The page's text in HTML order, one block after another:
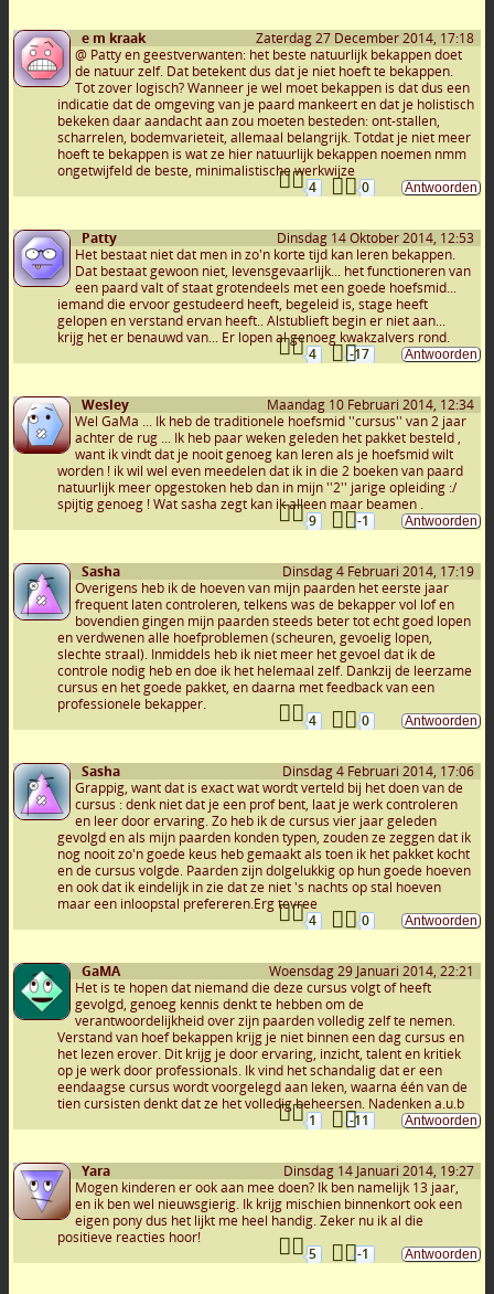
e m kraak
Zaterdag 27 December 2014, 17:18
@ Patty en geestverwanten: het beste natuurlijk bekappen doet
de natuur zelf. Dat betekent dus dat je niet hoeft te bekappen.
Tot zover logisch? Wanneer je wel moet bekappen is dat dus een
indicatie dat de omgeving van je paard mankeert en dat je holistisch
bekeken daar aandacht aan zou moeten besteden: ont-stallen,
scharrelen, bodemvarieteit, allemaal belangrijk. Totdat je niet meer
hoeft te bekappen is wat ze hier natuurlijk bekappen noemen nmm
ongetwijfeld de beste, minimalistische werkwijze
4
0
Patty
Dinsdag 14 Oktober 2014, 12:53
Het bestaat niet dat men in zo'n korte tijd kan leren bekappen.
Dat bestaat gewoon niet, levensgevaarlijk... het functioneren van
een paard valt of staat grotendeels met een goede hoefsmid...
iemand die ervoor gestudeerd heeft, begeleid is, stage heeft
gelopen en verstand ervan heeft.. Alstublieft begin er niet aan...
krijg het er benauwd van... Er lopen al genoeg kwakzalvers rond.
4
-17
Wesley
Maandag 10 Februari 2014, 12:34
Wel GaMa ... Ik heb de traditionele hoefsmid ''cursus'' van 2 jaar
achter de rug ... Ik heb paar weken geleden het pakket besteld ,
want ik vindt dat je nooit genoeg kan leren als je hoefsmid wilt
worden ! ik wil wel even meedelen dat ik in die 2 boeken van paard
natuurlijk meer opgestoken heb dan in mijn ''2'' jarige opleiding :/
spijtig genoeg ! Wat sasha zegt kan ik alleen maar beamen .
9
-1
Sasha
Dinsdag 4 Februari 2014, 17:19
Overigens heb ik de hoeven van mijn paarden het eerste jaar
frequent laten controleren, telkens was de bekapper vol lof en
bovendien gingen mijn paarden steeds beter tot echt goed lopen
en verdwenen alle hoefproblemen (scheuren, gevoelig lopen,
slechte straal). Inmiddels heb ik niet meer het gevoel dat ik de
controle nodig heb en doe ik het helemaal zelf. Dankzij de leerzame
cursus en het goede pakket, en daarna met feedback van een
professionele bekapper.
4
0
Sasha
Dinsdag 4 Februari 2014, 17:06
Grappig, want dat is exact wat wordt verteld bij het doen van de
cursus : denk niet dat je een prof bent, laat je werk controleren
en leer door ervaring. Zo heb ik de cursus vier jaar geleden
gevolgd en als mijn paarden konden typen, zouden ze zeggen dat ik
nog nooit zo'n goede keus heb gemaakt als toen ik het pakket kocht
en de cursus volgde. Paarden zijn dolgelukkig op hun goede hoeven
en ook dat ik eindelijk in zie dat ze niet 's nachts op stal hoeven
maar een inloopstal prefereren.Erg tevree
4
0
GaMA
Woensdag 29 Januari 2014, 22:21
Het is te hopen dat niemand die deze cursus volgt of heeft
gevolgd, genoeg kennis denkt te hebben om de
verantwoordelijkheid over zijn paarden volledig zelf te nemen.
Verstand van hoef bekappen krijg je niet binnen een dag cursus en
het lezen erover. Dit krijg je door ervaring, inzicht, talent en kritiek
op je werk door professionals. Ik vind het schandalig dat er een
eendaagse cursus wordt voorgelegd aan leken, waarna één van de
tien cursisten denkt dat ze het volledig beheersen. Nadenken a.u.b
1
-11
Yara
Dinsdag 14 Januari 2014, 19:27
Mogen kinderen er ook aan mee doen? Ik ben namelijk 13 jaar,
en ik ben wel nieuwsgierig. Ik krijg mischien binnenkort ook een
eigen pony dus het lijkt me heel handig. Zeker nu ik al die
positieve reacties hoor!
5
-1